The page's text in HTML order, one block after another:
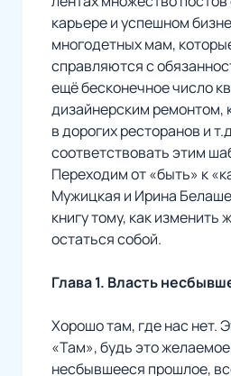
карьере и успешном
многодетных мам,
справляются с
ещё бесконечное число
дизайнерским ремонтом,
в дорогих ресторанов и
соответствовать этим
Переходим от «быть» к
Мужицкая и Ирина
книгу тому, как изменить
остаться собой.
Глава 1. Власть
Хорошо там, где нас нет.
«Там», будь это
несбывшееся прошлое,